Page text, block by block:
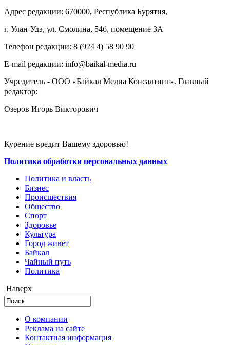
Адрес редакции: 670000, Республика Бурятия,
г. Улан-Удэ, ул. Смолина, 54б, помещение 3А
Телефон редакции: ‎‎8 (924 4) 58 90 90
E-mail редакции: info@baikal-media.ru
Учредитель - ООО «Байкал Медиа Консалтинг». Главный
редактор:
Озеров Игорь Викторович
Курение вредит Вашему здоровью!
Политика обработки персональных данных
Политика и власть
Бизнес
Происшествия
Общество
Cпорт
Здоровье
Культура
Город живёт
Байкал
Чайный путь
Политика
Наверх
О компании
Реклама на сайте
Контактная информация